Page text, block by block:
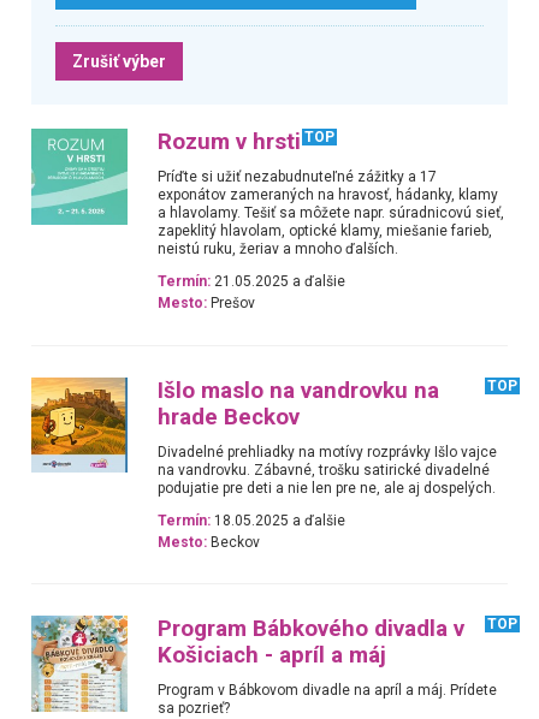
Zrušiť výber
Rozum v hrsti TOP
Príďte si užiť nezabudnuteľné zážitky a 17
exponátov zameraných na hravosť, hádanky, klamy
a hlavolamy. Tešiť sa môžete napr. súradnicovú sieť,
zapeklitý hlavolam, optické klamy, miešanie farieb,
neistú ruku, žeriav a mnoho ďalších.
Termín: 21.05.2025 a ďalšie
Mesto: Prešov
Išlo maslo na vandrovku na
hrade Beckov
TOP
Divadelné prehliadky na motívy rozprávky Išlo vajce
na vandrovku. Zábavné, trošku satirické divadelné
podujatie pre deti a nie len pre ne, ale aj dospelých.
Termín: 18.05.2025 a ďalšie
Mesto: Beckov
Program Bábkového divadla v
Košiciach - apríl a máj
TOP
Program v Bábkovom divadle na apríl a máj. Prídete
sa pozrieť?